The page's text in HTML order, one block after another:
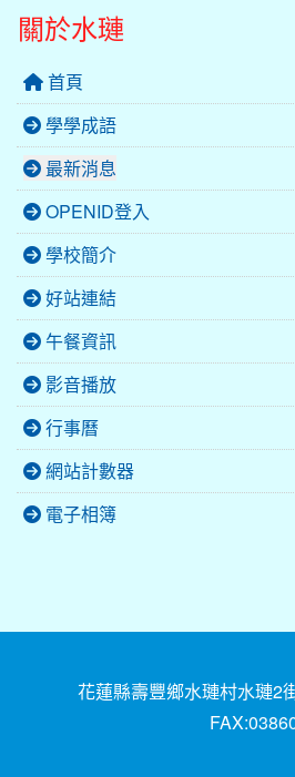
關於水璉
首頁
學學成語
最新消息
OPENID登入
學校簡介
好站連結
午餐資訊
影音播放
行事曆
網站計數器
電子相簿
花蓮縣壽豐鄉水璉村水璉2